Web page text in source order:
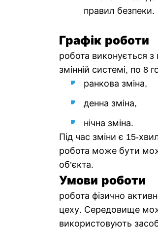
правил безпеки.
Графік роботи
робота виконується з
змінній системі, по 8
ранкова зміна,
денна зміна,
нічна зміна.
Під час зміни є 15-
робота може бути
об’єкта.
Умови роботи
робота фізично
цеху. Середовище
використовують